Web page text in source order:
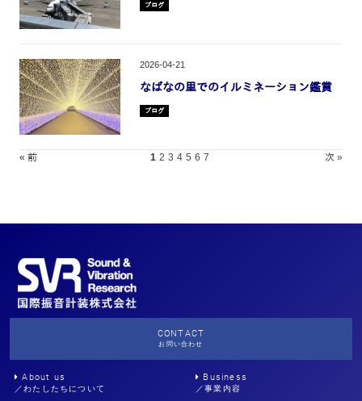
ブログ
2026-04-21
なばなの里でのイルミネーション鑑賞
ブログ
« 前 1 2 3 4 5 6 7 次 »
CONTACT
お問い合わせ
About us
／わたしたちについて
Business
／事業内容